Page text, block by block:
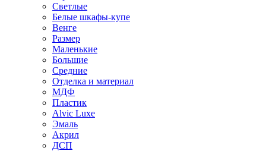
Светлые
Белые шкафы-купе
Венге
Размер
Маленькие
Большие
Средние
Отделка и материал
МДФ
Пластик
Alvic Luxe
Эмаль
Акрил
ДСП